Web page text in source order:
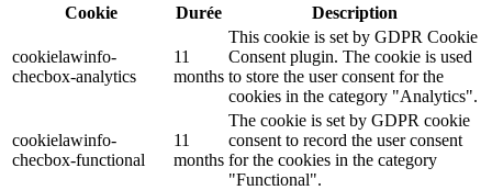
Cookie
Durée Description
cookielawinfo-
checbox-analytics
11
months
This cookie is set by GDPR Cookie
Consent plugin. The cookie is used
to store the user consent for the
cookies in the category "Analytics".
cookielawinfo-
checbox-functional
11
months
The cookie is set by GDPR cookie
consent to record the user consent
for the cookies in the category
"Functional".